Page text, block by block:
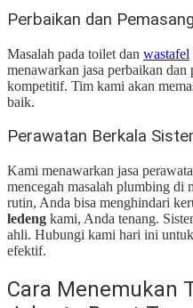
Perbaikan dan
Masalah pada toilet dan wastafel
menawarkan jasa perbaikan dan
kompetitif. Tim kami akan
baik.
Perawatan Berkala
Kami menawarkan jasa
mencegah masalah plumbing di
rutin, Anda bisa menghindari
ledeng kami, Anda tenang.
ahli. Hubungi kami hari ini
efektif.
Cara Menemukan